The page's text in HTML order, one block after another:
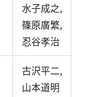
水子成之,
篠原廣繁,
忍谷孝治
古沢平二,
山本道明